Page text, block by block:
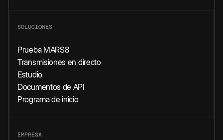
SOLUCIONES
Prueba MARS8
Transmisiones en directo
Estudio
Documentos de API
Programa de inicio
EMPRESA